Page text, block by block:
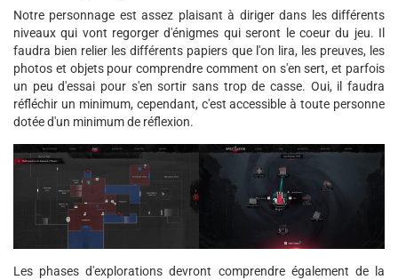
Notre personnage est assez plaisant à diriger dans les différents
niveaux qui vont regorger d'énigmes qui seront le coeur du jeu. Il
faudra bien relier les différents papiers que l'on lira, les preuves, les
photos et objets pour comprendre comment on s'en sert, et parfois
un peu d'essai pour s'en sortir sans trop de casse. Oui, il faudra
réfléchir un minimum, cependant, c'est accessible à toute personne
dotée d'un minimum de réflexion.
Les phases d'explorations devront comprendre également de la